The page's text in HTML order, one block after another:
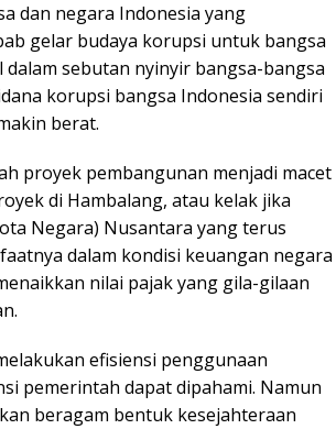
dan negara Indonesia yang
gelar budaya korupsi untuk bangsa
sebutan nyinyir bangsa-bangsa
korupsi bangsa Indonesia sendiri
berat.
proyek pembangunan menjadi macet
di Hambalang, atau kelak jika
Negara) Nusantara yang terus
dalam kondisi keuangan negara
nilai pajak yang gila-gilaan
efisiensi penggunaan
pemerintah dapat dipahami. Namun
beragam bentuk kesejahteraan